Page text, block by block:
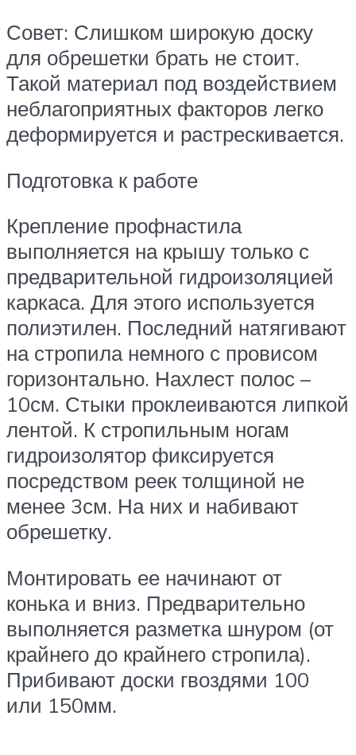
Совет: Слишком широкую доску
для обрешетки брать не стоит.
Такой материал под воздействием
неблагоприятных факторов легко
деформируется и растрескивается.
Подготовка к работе
Крепление профнастила
выполняется на крышу только с
предварительной гидроизоляцией
каркаса. Для этого используется
полиэтилен. Последний натягивают
на стропила немного с провисом
горизонтально. Нахлест полос –
10см. Стыки проклеиваются липкой
лентой. К стропильным ногам
гидроизолятор фиксируется
посредством реек толщиной не
менее 3см. На них и набивают
обрешетку.
Монтировать ее начинают от
конька и вниз. Предварительно
выполняется разметка шнуром (от
крайнего до крайнего стропила).
Прибивают доски гвоздями 100
или 150мм.